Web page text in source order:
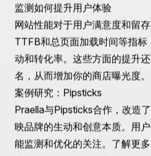
性能监测工具的作用
许多工具旨在协助Shopify性能
考虑你的具体业务需求、预算
常见的性能监测工具
Google Search Console：提
和性能的洞察，包括核心网页指
Pingdom：专注于正常运行时
可用性的详细报告。
Datadog和Datadog的API监